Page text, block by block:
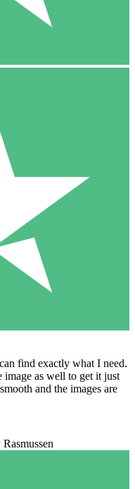
find exactly what I need.
image as well to get it just
and the images are